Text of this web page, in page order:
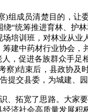
成员清楚目的，让
“统筹推进育林、护
培训班，对林业从
建中药材行业协会
，促进各族群众手
)结束后，县政协
交县委，为城建、
拓宽了思路。大家
济社会高质量发展